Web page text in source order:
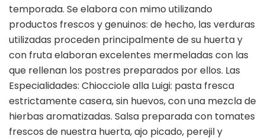
temporada. Se elabora con mimo utilizando
productos frescos y genuinos: de hecho, las verduras
utilizadas proceden principalmente de su huerta y
con fruta elaboran excelentes mermeladas con las
que rellenan los postres preparados por ellos. Las
Especialidades: Chiocciole alla Luigi: pasta fresca
estrictamente casera, sin huevos, con una mezcla de
hierbas aromatizadas. Salsa preparada con tomates
frescos de nuestra huerta, ajo picado, perejil y